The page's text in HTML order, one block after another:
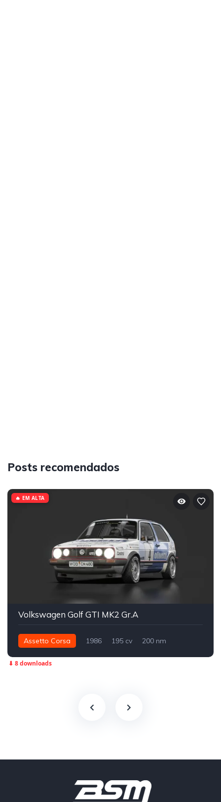
Posts recomendados
Volkswagen Golf GTI MK2 Gr.A
Assetto Corsa 1986 195 cv
200 nm
🔥 EM ALTA
⬇ 8 downloads